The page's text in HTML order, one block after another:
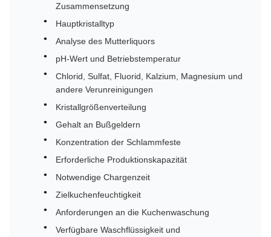
Zusammensetzung
Hauptkristalltyp
Analyse des Mutterliquors
pH-Wert und Betriebstemperatur
Chlorid, Sulfat, Fluorid, Kalzium, Magnesium und
andere Verunreinigungen
Kristallgrößenverteilung
Gehalt an Bußgeldern
Konzentration der Schlammfeste
Erforderliche Produktionskapazität
Notwendige Chargenzeit
Zielkuchenfeuchtigkeit
Anforderungen an die Kuchenwaschung
Verfügbare Waschflüssigkeit und